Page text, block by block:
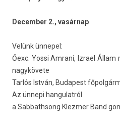
De­cemb­er 2., vasárnap
Velünk ünnepel:
Őexc. Yossi Am­rani, Iz­rael
nagykövete
Tarlós István, Budapest
Az ünnepi han­gulat­ról
a Sab­bathsong Klezm­er Band